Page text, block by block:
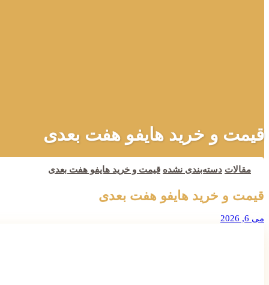
قیمت و خرید هایفو هفت بعدی
مقالات دسته‌بندی نشده قیمت و خرید هایفو هفت بعدی
قیمت و خرید هایفو هفت بعدی
می 6, 2026